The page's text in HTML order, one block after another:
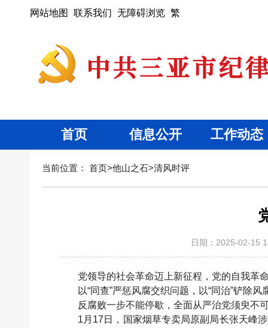
网站地图 联系我们 无障碍浏览 繁
首页 信息公开 工作动态
当前位置： 首页>他山之石>清风时评
日期：2025-02-15
党领导的社会革命迈上新征程，党的自我革
以“同查”严惩风腐交织问题，以“同治”铲除
反腐败一步不能停歇，全面从严治党须臾不
1月17日，国家烟草专卖局原副局长张天峰